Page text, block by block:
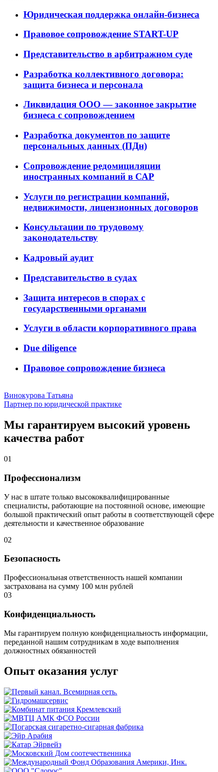
Юридическая поддержка онлайн-бизнеса
Правовое сопровождение START-UP
Представительство в арбитражном суде
Разработка коллективного договора:
защита бизнеса и персонала
Ликвидация ООО — законное закрытие
бизнеса с сопровождением
Разработка документов по защите
персональных данных (ПДн)
Сопровождение редомициляции
иностранных компаний в САР
Услуги по регистрации компаний,
недвижимости, лицензионных договоров
Консультации по трудовому
законодательству
Кадровый аудит
Представительство в судах
Защита интересов в спорах с
государственными органами
Услуги в области корпоративного права
Due diligence
Правовое сопровождение бизнеса
Винокурова Татьяна
Партнер по юридической практике
Мы гарантируем высокий уровень
качества работ
01
Профессионализм
У нас в штате только высококвалифицированные
специалисты, работающие на постоянной основе, имеющие
большой практический опыт работы в соответствующей сфере
деятельности и качественное образование
02
Безопасность
Профессиональная ответственность нашей компании
застрахована на сумму 100 млн рублей
03
Конфиденциальность
Мы гарантируем полную конфиденциальность информации,
переданной нашим сотрудникам в ходе выполнения
должностных обязанностей
Опыт оказания услуг